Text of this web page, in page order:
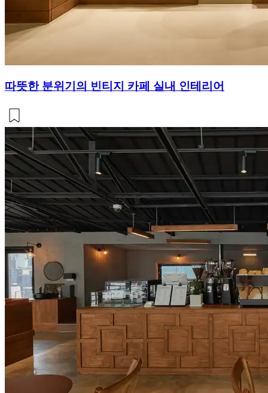
따뜻한 분위기의 빈티지 카페 실내 인테리어